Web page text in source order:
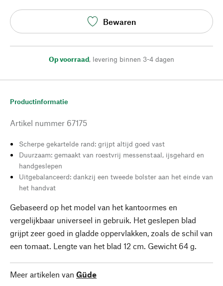
Bewaren
Op voorraad, levering binnen 3-4 dagen
Productinformatie
Artikel nummer 67175
Scherpe gekartelde rand: grijpt altijd goed vast
Duurzaam: gemaakt van roestvrij messenstaal, ijsgehard en
handgeslepen
Uitgebalanceerd: dankzij een tweede bolster aan het einde van
het handvat
Gebaseerd op het model van het kantoormes en
vergelijkbaar universeel in gebruik. Het geslepen blad
grijpt zeer goed in gladde oppervlakken, zoals de schil van
een tomaat. Lengte van het blad 12 cm. Gewicht 64 g.
Meer artikelen van Güde